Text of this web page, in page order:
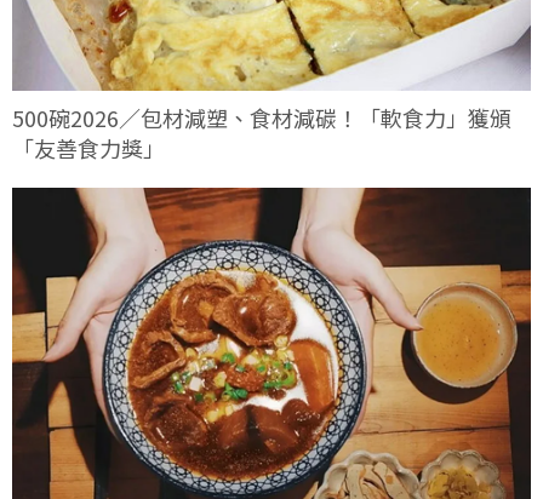
500碗2026／包材減塑、食材減碳！「軟食力」獲頒
「友善食力獎」